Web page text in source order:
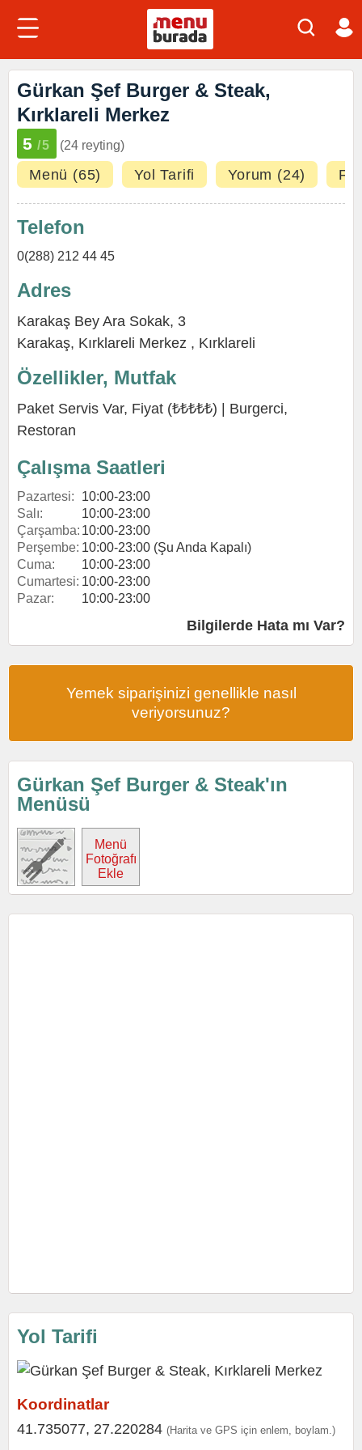
Gürkan Şef Burger & Steak,
Kırklareli Merkez
5 /5 (24 reyting)
Menü (65) Yol Tarifi Yorum (24)
Telefon
0(288) 212 44 45
Adres
Karakaş Bey Ara Sokak, 3
Karakaş, Kırklareli Merkez , Kırklareli
Özellikler, Mutfak
Paket Servis Var, Fiyat (₺₺₺₺₺) | Burgerci,
Restoran
Çalışma Saatleri
Pazartesi:
10:00-23:00
Salı:
10:00-23:00
Çarşamba: 10:00-23:00
Perşembe: 10:00-23:00 (Şu Anda Kapalı)
Cuma:
10:00-23:00
Cumartesi: 10:00-23:00
Pazar:
10:00-23:00
Bilgilerde Hata mı Var?
Yemek siparişinizi genellikle nasıl
veriyorsunuz?
Gürkan Şef Burger & Steak'ın
Menüsü
Menü
Fotoğrafı
Ekle
Yol Tarifi
Koordinatlar
41.735077, 27.220284 (Harita ve GPS için enlem, boylam.)